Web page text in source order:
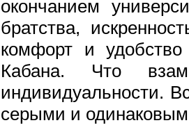
окончанием
братства,
комфорт и удобство
Кабана. Что
индивидуальности.
серыми и